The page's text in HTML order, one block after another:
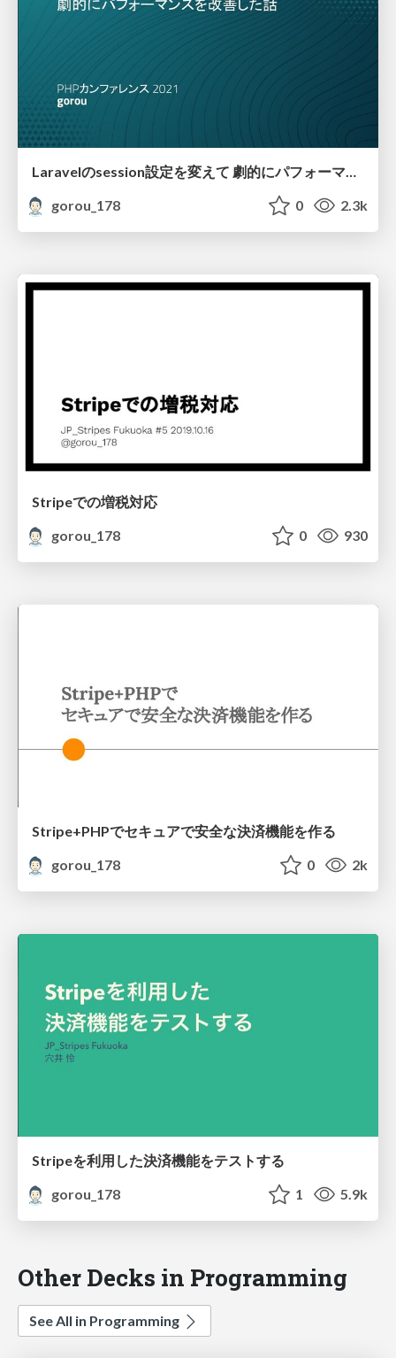
Laravelのsession設定を変えて 劇的にパフォーマンスを改善した話
gorou_178
0 2.3k
Stripeでの増税対応
gorou_178
0 930
Stripe+PHPでセキュアで安全な決済機能を作る
gorou_178
0 2k
Stripeを利用した決済機能をテストする
gorou_178
1 5.9k
Other Decks in Programming
See All in Programming